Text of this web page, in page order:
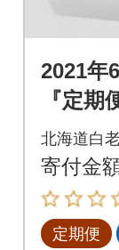
2021年
『定
級黒毛
の贅沢
ットA
北海道白
寄付金
定期便